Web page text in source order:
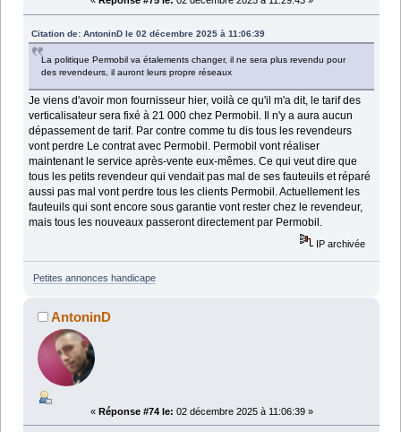
Citation de: AntoninD le 02 décembre 2025 à 11:06:39
La politique Permobil va étalements changer, il ne sera plus revendu pour
des revendeurs, il auront leurs propre réseaux
Je viens d'avoir mon fournisseur hier, voilà ce qu'il m'a dit, le tarif des
verticalisateur sera fixé à 21 000 chez Permobil. Il n'y a aura aucun
dépassement de tarif. Par contre comme tu dis tous les revendeurs
vont perdre Le contrat avec Permobil. Permobil vont réaliser
maintenant le service après-vente eux-mêmes. Ce qui veut dire que
tous les petits revendeur qui vendait pas mal de ses fauteuils et réparé
aussi pas mal vont perdre tous les clients Permobil. Actuellement les
fauteuils qui sont encore sous garantie vont rester chez le revendeur,
mais tous les nouveaux passeront directement par Permobil.
IP archivée
Petites annonces handicape
AntoninD
« Réponse #74 le: 02 décembre 2025 à 11:06:39 »